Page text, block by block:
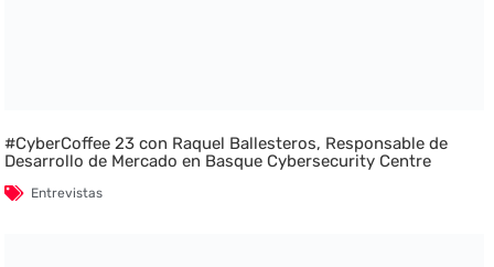
#CyberCoffee 23 con Raquel Ballesteros, Responsable de
Desarrollo de Mercado en Basque Cybersecurity Centre
Entrevistas